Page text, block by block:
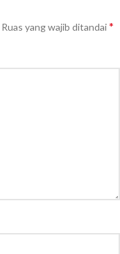
Ruas yang wajib ditandai*